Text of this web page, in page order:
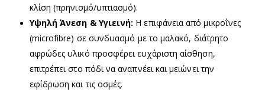
κλίση (πρηνισμό/υπτιασμό).
Υψηλή Άνεση & Υγιεινή: Η επιφάνεια από μικροΐνες
(microfibre) σε συνδυασμό με το μαλακό, διάτρητο
αφρώδες υλικό προσφέρει ευχάριστη αίσθηση,
επιτρέπει στο πόδι να αναπνέει και μειώνει την
εφίδρωση και τις οσμές.